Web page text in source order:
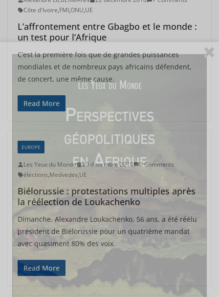
Côte d'Ivoire,FMI,ONU,UE
L’affrontement entre Gbagbo et le monde :
un test pour l’Afrique
C’est la première fois que de grandes puissances
mondiales et de nombreux pays africains défendent,
de concert, une même cause.
Read More
EUROPE
Les Yeux du Monde 20 décembre 2010
0 Comments
élections,Medvedev,UE
Biélorussie : protestations multiples après
la réélection de Loukachenko
Dimanche, Alexandre Loukachenko, 56 ans, a été réélu
président de Biélorussie pour un quatrième mandat
avec quasiment 80% des voix.
Read More